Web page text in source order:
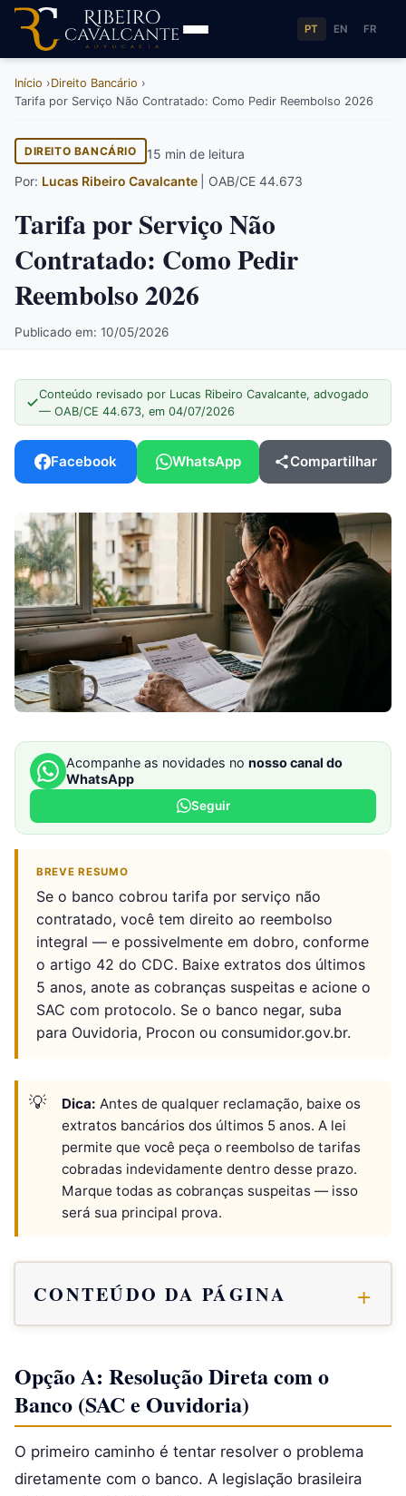
PT EN FR
Início
Direito Bancário
Tarifa por Serviço Não Contratado: Como Pedir Reembolso 2026
DIREITO BANCÁRIO
15 min de leitura
Por: Lucas Ribeiro Cavalcante | OAB/CE 44.673
Tarifa por Serviço Não
Contratado: Como Pedir
Reembolso 2026
Publicado em: 10/05/2026
Conteúdo revisado por Lucas Ribeiro Cavalcante, advogado
— OAB/CE 44.673, em 04/07/2026
Facebook WhatsApp Compartilhar
Acompanhe as novidades no nosso canal do
WhatsApp
Seguir
BREVE RESUMO
Se o banco cobrou tarifa por serviço não
contratado, você tem direito ao reembolso
integral — e possivelmente em dobro, conforme
o artigo 42 do CDC. Baixe extratos dos últimos
5 anos, anote as cobranças suspeitas e acione o
SAC com protocolo. Se o banco negar, suba
para Ouvidoria, Procon ou consumidor.gov.br.
Dica: Antes de qualquer reclamação, baixe os
extratos bancários dos últimos 5 anos. A lei
permite que você peça o reembolso de tarifas
cobradas indevidamente dentro desse prazo.
Marque todas as cobranças suspeitas — isso
será sua principal prova.
CONTEÚDO DA PÁGINA
Opção A: Resolução Direta com o
Banco (SAC e Ouvidoria)
O primeiro caminho é tentar resolver o problema
diretamente com o banco. A legislação brasileira